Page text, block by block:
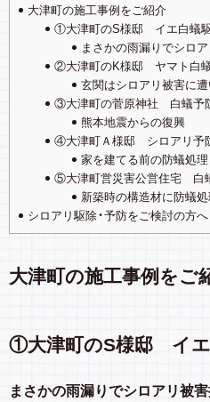
大津町の施工事例をご紹介
①大津町のS様邸 イエ白蟻
まさかの雨漏りでシロ
②大津町のK様邸 ヤマト白
玄関はシロアリ被害に
③大津町の菅原神社 白蟻予
熊本地震からの復興
④大津町Ａ様邸 シロアリ予
家を建てる前の防蟻処理
⑤大津町営災害公営住宅 白
新築時の構造材に防蟻
シロアリ駆除・予防をご検討の方へ
大津町の施工事例をご
①大津町のS様邸 イ
まさかの雨漏りでシロアリ被